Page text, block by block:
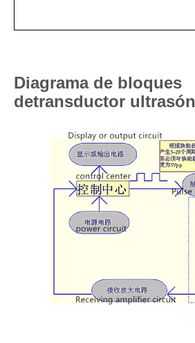
Diagrama de bloques
detransductor